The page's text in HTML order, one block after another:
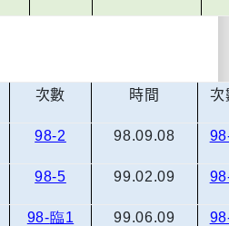
次數 時間 次
98-2 98.09.08
98-5 99.02.09
98-臨1 99.06.09